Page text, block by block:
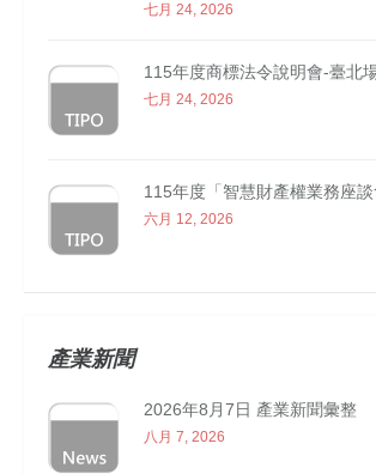
七月 24, 2026
115年度商標法令說明會-臺北
七月 24, 2026
115年度「智慧財產權業務座
六月 12, 2026
產業新聞
2026年8月7日 產業新聞彙整
八月 7, 2026